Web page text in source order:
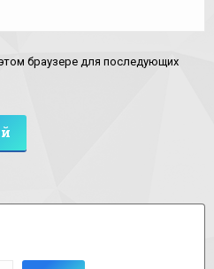
браузере для последующих